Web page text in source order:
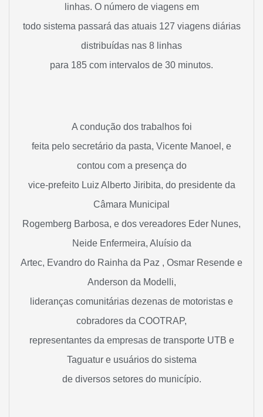
linhas. O número de viagens em
todo sistema passará das atuais 127 viagens diárias
distribuídas nas 8 linhas
para 185 com intervalos de 30 minutos.
A condução dos trabalhos foi
feita pelo secretário da pasta, Vicente Manoel, e
contou com a presença do
vice-prefeito Luiz Alberto Jiribita, do presidente da
Câmara Municipal
Rogemberg Barbosa, e dos vereadores Eder Nunes,
Neide Enfermeira, Aluísio da
Artec, Evandro do Rainha da Paz , Osmar Resende e
Anderson da Modelli,
lideranças comunitárias dezenas de motoristas e
cobradores da COOTRAP,
representantes da empresas de transporte UTB e
Taguatur e usuários do sistema
de diversos setores do município.